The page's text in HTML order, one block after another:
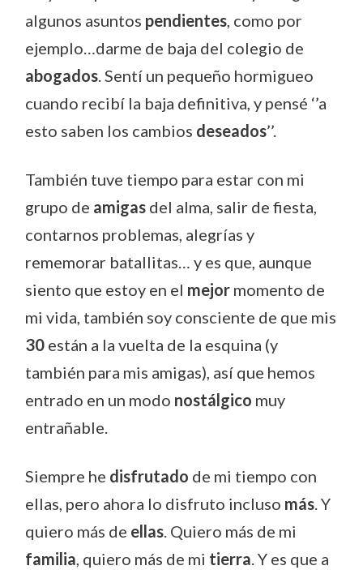
algunos asuntos pendientes, como por
ejemplo…darme de baja del colegio de
abogados. Sentí un pequeño hormigueo
cuando recibí la baja definitiva, y pensé ‘’a
esto saben los cambios deseados’’.
También tuve tiempo para estar con mi
grupo de amigas del alma, salir de fiesta,
contarnos problemas, alegrías y
rememorar batallitas… y es que, aunque
siento que estoy en el mejor momento de
mi vida, también soy consciente de que mis
30 están a la vuelta de la esquina (y
también para mis amigas), así que hemos
entrado en un modo nostálgico muy
entrañable.
Siempre he disfrutado de mi tiempo con
ellas, pero ahora lo disfruto incluso más. Y
quiero más de ellas. Quiero más de mi
familia, quiero más de mi tierra. Y es que a